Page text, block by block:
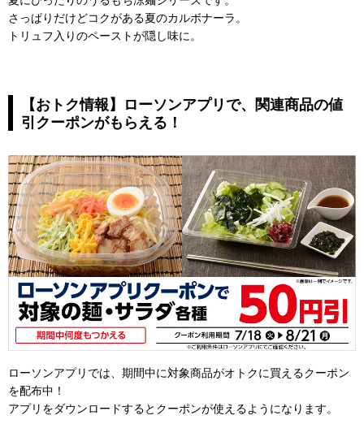
さっぱりだけどコクがある夏のカルボナーラ。
トリュフ入りのペーストが隠し味に。
【おトク情報】ローソンアプリで、関連商品の値
引クーポンがもらえる！
ローソンアプリでは、期間中に対象商品がオトクに買えるクーポン
を配布中！
アプリをダウンロードするとクーポンが使えるようになります。